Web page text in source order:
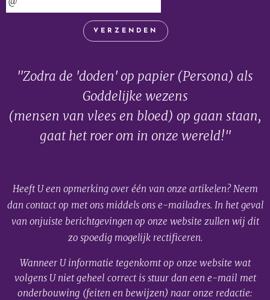
VERZENDEN
"Zodra de 'doden' op papier (Persona) als
Goddelijke wezens
(mensen van vlees en bloed) op gaan staan,
gaat het roer om in onze wereld!"
Heeft U een opmerking over één van onze artikelen? Neem
dan contact op met ons middels ons e-mailadres. In het geval
van onjuiste berichtgevingen op onze website zullen wij dit
zo spoedig mogelijk rectificeren.
Wanneer U informatie tegenkomt op onze website wat
volgens U niet geheel correct is stuur dan een e-mail met
onderbouwing (feiten en bewijzen) naar onze redactie: